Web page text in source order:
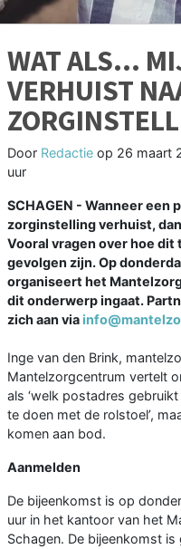
WAT ALS…
VERHUIST
Door Redactie op 26 maart
uur
SCHAGEN - Wanneer een
zorginstelling verhuist,
Vooral vragen over hoe
gevolgen zijn. Op
organiseert het
dit onderwerp ingaat.
zich aan via
Inge van den Brink,
Mantelzorgcentrum vertelt
als ‘welk postadres gebruikt
te doen met de rolstoel’,
komen aan bod.
Aanmelden
De bijeenkomst is op
uur in het kantoor van het
Schagen. De bijeenkomst